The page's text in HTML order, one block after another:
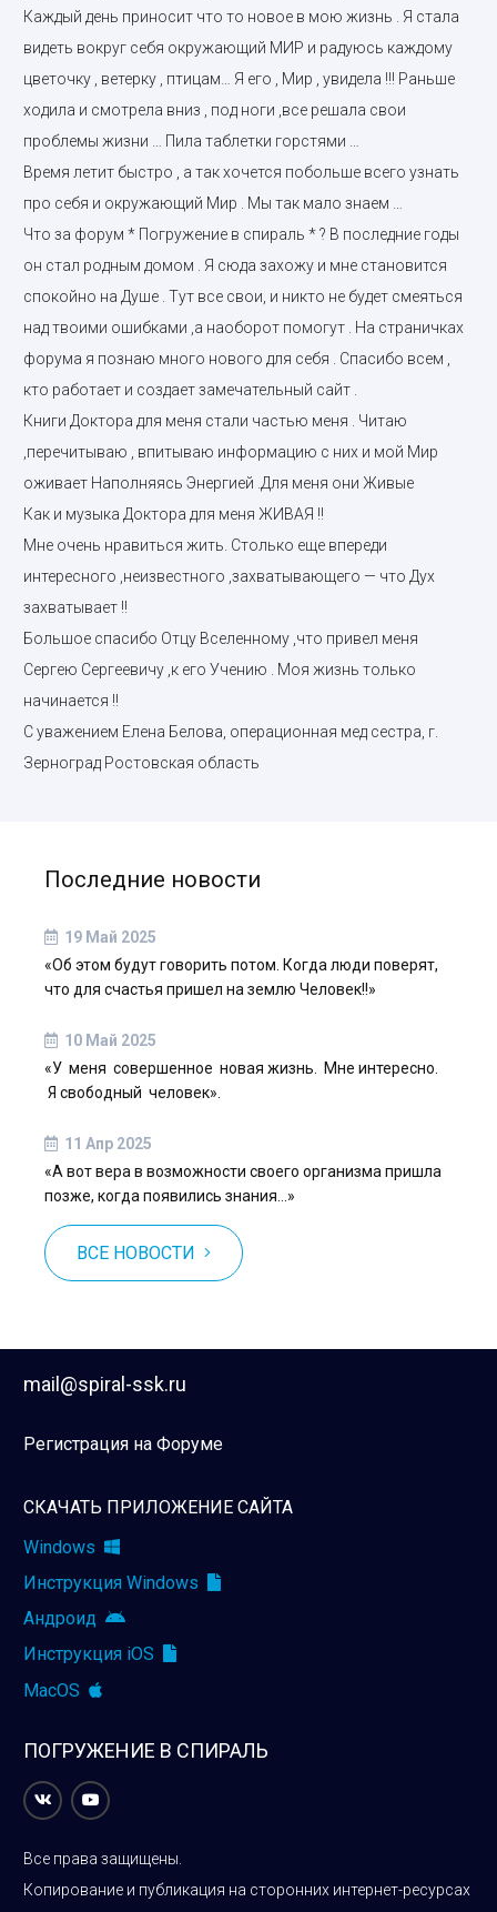
Каждый день приносит что то новое в мою жизнь . Я стала
видеть вокруг себя окружающий МИР и радуюсь каждому
цветочку , ветерку , птицам… Я его , Мир , увидела !!! Раньше
ходила и смотрела вниз , под ноги ,все решала свои
проблемы жизни … Пила таблетки горстями …
Время летит быстро , а так хочется побольше всего узнать
про себя и окружающий Мир . Мы так мало знаем …
Что за форум * Погружение в спираль * ? В последние годы
он стал родным домом . Я сюда захожу и мне становится
спокойно на Душе . Тут все свои, и никто не будет смеяться
над твоими ошибками ,а наоборот помогут . На страничках
форума я познаю много нового для себя . Спасибо всем ,
кто работает и создает замечательный сайт .
Книги Доктора для меня стали частью меня . Читаю
,перечитываю , впитываю информацию с них и мой Мир
оживает Наполняясь Энергией .Для меня они Живые
Как и музыка Доктора для меня ЖИВАЯ !!
Мне очень нравиться жить. Столько еще впереди
интересного ,неизвестного ,захватывающего — что Дух
захватывает !!
Большое спасибо Отцу Вселенному ,что привел меня
Сергею Сергеевичу ,к его Учению . Моя жизнь только
начинается !!
С уважением Елена Белова, операционная мед сестра, г.
Зерноград Ростовская область
Последние новости
19 Май 2025
«Об этом будут говорить потом. Когда люди поверят,
что для счастья пришел на землю Человек!!»
10 Май 2025
«У меня совершенное новая жизнь. Мне интересно.
Я свободный человек».
11 Апр 2025
«А вот вера в возможности своего организма пришла
позже, когда появились знания…»
ВСЕ НОВОСТИ
mail@spiral-ssk.ru
Регистрация на Форуме
СКАЧАТЬ ПРИЛОЖЕНИЕ САЙТА
Windows
Инструкция Windows
Андроид
Инструкция iOS
MacOS
ПОГРУЖЕНИЕ В СПИРАЛЬ
Все права защищены.
Копирование и публикация на сторонних интернет-ресурсах